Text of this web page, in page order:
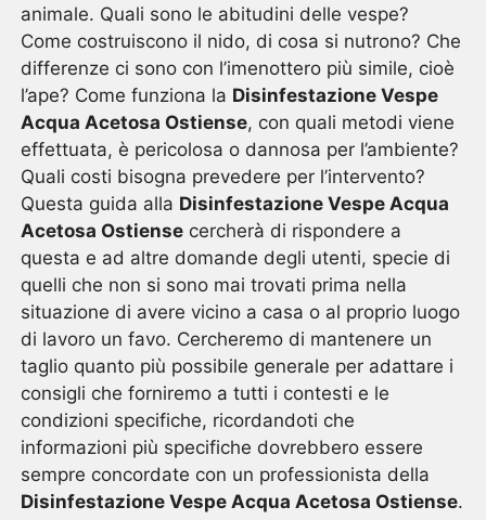
animale. Quali sono le abitudini delle vespe?
Come costruiscono il nido, di cosa si nutrono? Che
differenze ci sono con l’imenottero più simile, cioè
l’ape? Come funziona la Disinfestazione Vespe
Acqua Acetosa Ostiense, con quali metodi viene
effettuata, è pericolosa o dannosa per l’ambiente?
Quali costi bisogna prevedere per l’intervento?
Questa guida alla Disinfestazione Vespe Acqua
Acetosa Ostiense cercherà di rispondere a
questa e ad altre domande degli utenti, specie di
quelli che non si sono mai trovati prima nella
situazione di avere vicino a casa o al proprio luogo
di lavoro un favo. Cercheremo di mantenere un
taglio quanto più possibile generale per adattare i
consigli che forniremo a tutti i contesti e le
condizioni specifiche, ricordandoti che
informazioni più specifiche dovrebbero essere
sempre concordate con un professionista della
Disinfestazione Vespe Acqua Acetosa Ostiense.